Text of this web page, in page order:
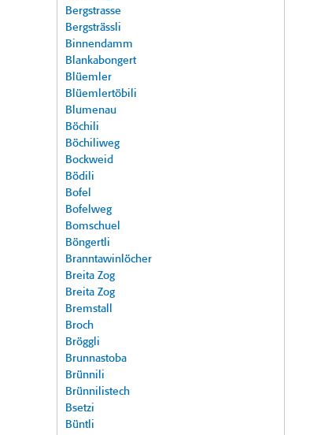
Bergstrasse
Bergsträssli
Binnendamm
Blankabongert
Blüemler
Blüemlertöbili
Blumenau
Böchili
Böchiliweg
Bockweid
Bödili
Bofel
Bofelweg
Bomschuel
Böngertli
Branntawinlöcher
Breita Zog
Breita Zog
Bremstall
Broch
Bröggli
Brunnastoba
Brünnili
Brünnilistech
Bsetzi
Büntli